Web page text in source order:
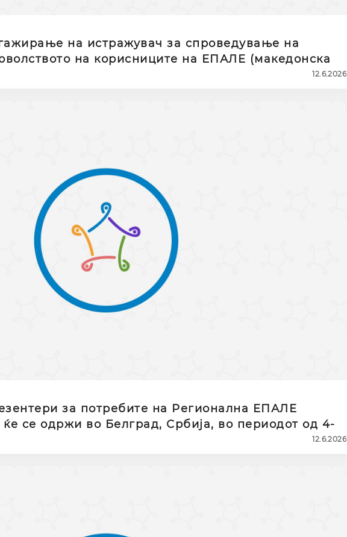
на истражувач за спроведување на
на корисниците на ЕПАЛЕ (македонска
12.6.2026
за потребите на Регионална ЕПАЛЕ
ќе се одржи во Белград, Србија, во периодот од 4-
тема „Одржливост на образованието за возрасни:12.6.2026